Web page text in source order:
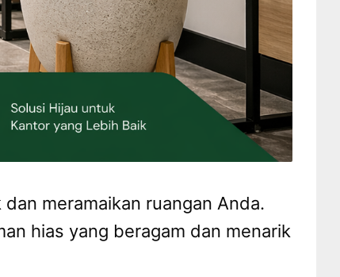
meramaikan ruangan Anda.
hias yang beragam dan menarik